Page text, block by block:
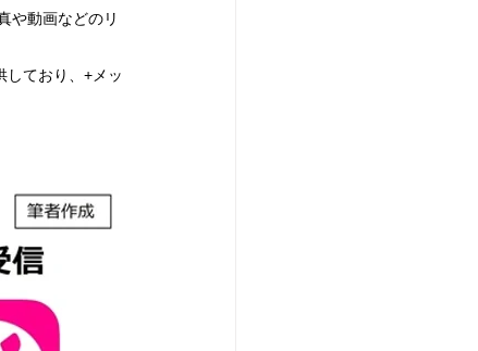
や動画などのリ
しており、+メッ